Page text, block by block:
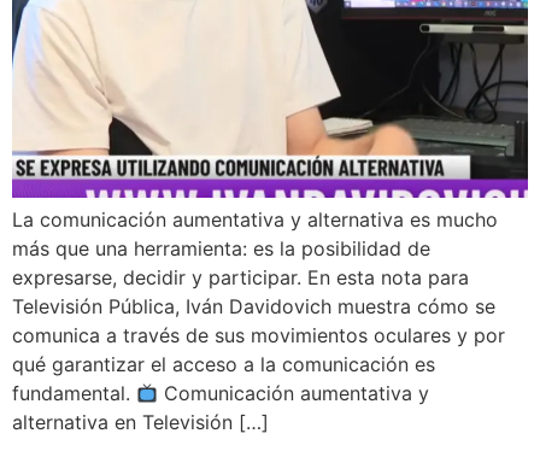
La comunicación aumentativa y alternativa es mucho
más que una herramienta: es la posibilidad de
expresarse, decidir y participar. En esta nota para
Televisión Pública, Iván Davidovich muestra cómo se
comunica a través de sus movimientos oculares y por
qué garantizar el acceso a la comunicación es
fundamental.
Comunicación aumentativa y
alternativa en Televisión […]